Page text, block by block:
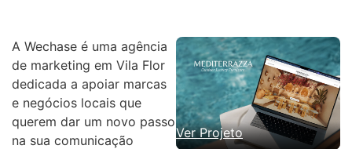
A Wechase é uma agência
de marketing em Vila Flor
dedicada a apoiar marcas
e negócios locais que
querem dar um novo passo
na sua comunicação
Ver Projeto